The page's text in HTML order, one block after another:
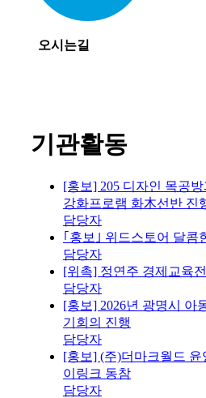
오시는길
기관활동
[홍보] 205 디자인 목공
강화프로램 화木선반 진
담당자
｢홍보｣ 위드스토어 달콤
담당자
[위촉] 정연주 경제교육
담당자
[홍보] 2026년 광명시 아
기회의 진행
담당자
[홍보] (주)더마크월드
이링크 동참
담당자